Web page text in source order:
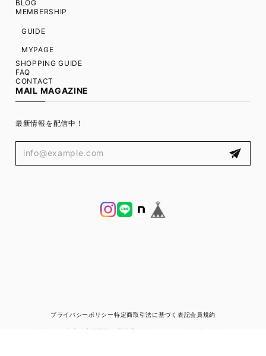
BLOG
MEMBERSHIP
GUIDE
MYPAGE
SHOPPING GUIDE
FAQ
CONTACT
MAIL MAGAZINE
最新情報を配信中！
プライバシーポリシー特定商取引法に基づく表記会員規約
© ブランド古着と宅配買取の専門店｜ゼントルマン（ZENTLEMAN）